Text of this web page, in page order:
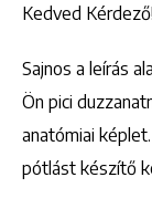
Kedved Kérdező!
Sajnos a leírás
Ön pici
anatómiai
pótlást készítő